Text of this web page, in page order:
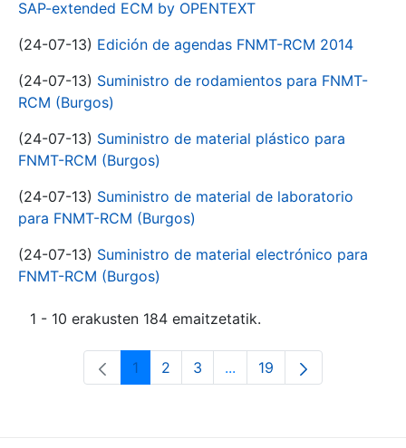
SAP-extended ECM by OPENTEXT
(24-07-13) Edición de agendas FNMT-RCM 2014
(24-07-13) Suministro de rodamientos para FNMT-
RCM (Burgos)
(24-07-13) Suministro de material plástico para
FNMT-RCM (Burgos)
(24-07-13) Suministro de material de laboratorio
para FNMT-RCM (Burgos)
(24-07-13) Suministro de material electrónico para
FNMT-RCM (Burgos)
1 - 10 erakusten 184 emaitzetatik.
Orrialdea
1 Orrialdea
2 Orrialdea
3 ...Intermediate Pages Use
Orrialdea
19